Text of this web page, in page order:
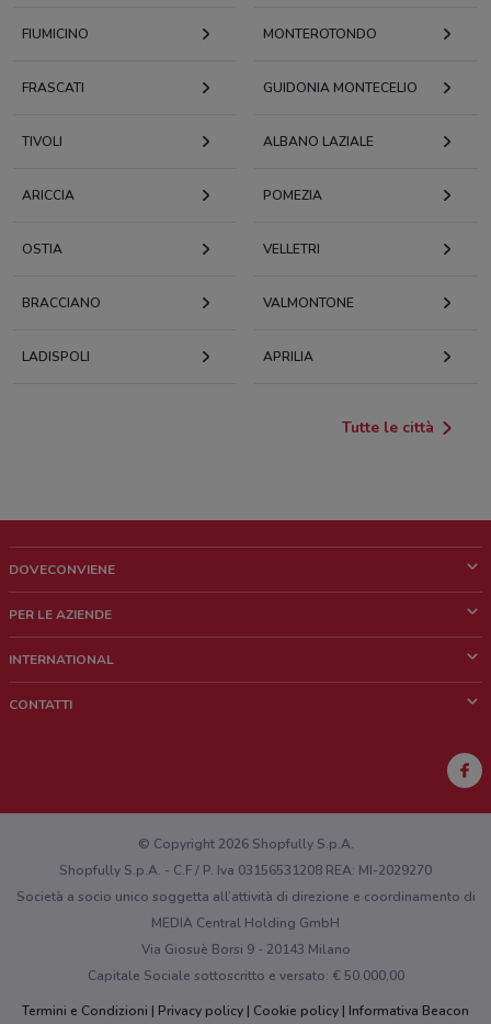
FIUMICINO MONTEROTONDO
FRASCATI GUIDONIA MONTECELIO
TIVOLI ALBANO LAZIALE
ARICCIA POMEZIA
OSTIA VELLETRI
BRACCIANO VALMONTONE
LADISPOLI APRILIA
Tutte le città
DOVECONVIENE
Chi siamo
Lavora con noi
PER LE AZIENDE
Richieste commerciali e marketing
INTERNATIONAL
CONTATTI
Hai un malfunzionamento sul web o sull'app?
© Copyright 2026 Shopfully S.p.A.
Shopfully S.p.A. - C.F / P. Iva 03156531208 REA: MI-2029270
Società a socio unico soggetta all’attività di direzione e coordinamento di
MEDIA Central Holding GmbH
Via Giosuè Borsi 9 - 20143 Milano
Capitale Sociale sottoscritto e versato: € 50.000,00
Termini e Condizioni
Privacy policy Cookie policy Informativa Beacon